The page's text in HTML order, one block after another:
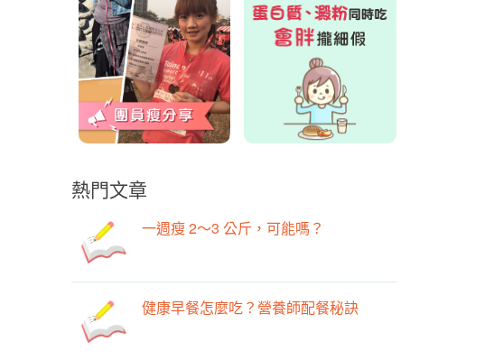
熱門文章
一週瘦 2～3 公斤，可能嗎？
健康早餐怎麼吃？營養師配餐秘訣